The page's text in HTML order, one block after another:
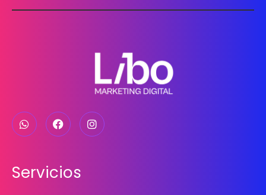
Servicios